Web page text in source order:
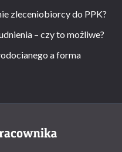
zleceniobiorcy do PPK?
– czy to możliwe?
a forma